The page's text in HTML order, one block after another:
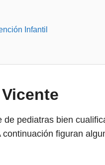
Infantil
pediatras bien
figuran